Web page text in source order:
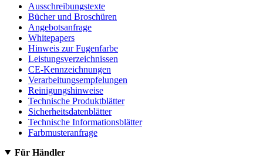
Ausschreibungstexte
Bücher und Broschüren
Angebotsanfrage
Whitepapers
Hinweis zur Fugenfarbe
Leistungsverzeichnissen
CE-Kennzeichnungen
Verarbeitungsempfelungen
Reinigungshinweise
Technische Produktblätter
Sicherheitsdatenblätter
Technische Informationsblätter
Farbmusteranfrage
Für Händler